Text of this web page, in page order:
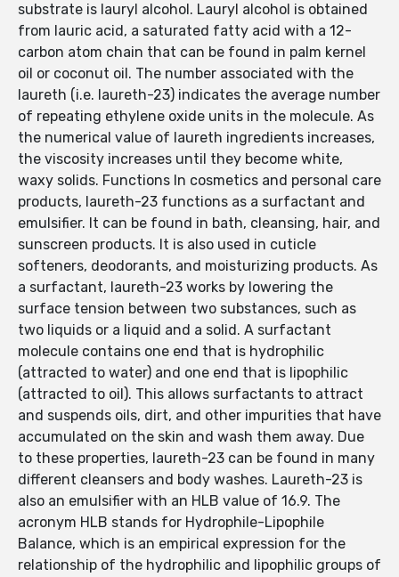
substrate is lauryl alcohol. Lauryl alcohol is obtained
from lauric acid, a saturated fatty acid with a 12-
carbon atom chain that can be found in palm kernel
oil or coconut oil. The number associated with the
laureth (i.e. laureth-23) indicates the average number
of repeating ethylene oxide units in the molecule. As
the numerical value of laureth ingredients increases,
the viscosity increases until they become white,
waxy solids. Functions In cosmetics and personal care
products, laureth-23 functions as a surfactant and
emulsifier. It can be found in bath, cleansing, hair, and
sunscreen products. It is also used in cuticle
softeners, deodorants, and moisturizing products. As
a surfactant, laureth-23 works by lowering the
surface tension between two substances, such as
two liquids or a liquid and a solid. A surfactant
molecule contains one end that is hydrophilic
(attracted to water) and one end that is lipophilic
(attracted to oil). This allows surfactants to attract
and suspends oils, dirt, and other impurities that have
accumulated on the skin and wash them away. Due
to these properties, laureth-23 can be found in many
different cleansers and body washes. Laureth-23 is
also an emulsifier with an HLB value of 16.9. The
acronym HLB stands for Hydrophile-Lipophile
Balance, which is an empirical expression for the
relationship of the hydrophilic and lipophilic groups of